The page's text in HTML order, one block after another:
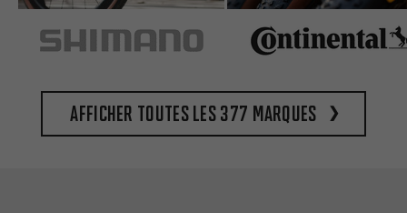
Afficher toutes les 377 marques